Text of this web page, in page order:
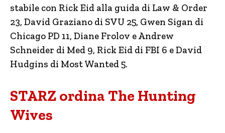
stabile con Rick Eid alla guida di Law & Order
23, David Graziano di SVU 25, Gwen Sigan di
Chicago PD 11, Diane Frolov e Andrew
Schneider di Med 9, Rick Eid di FBI 6 e David
Hudgins di Most Wanted 5.
STARZ ordina The Hunting
Wives